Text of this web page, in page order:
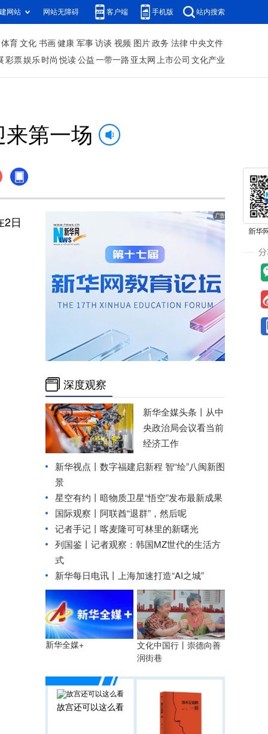
网站 网站无障碍 客户端 手机版 站内搜索
体育 文化 书画 健康 军事 访谈 视频 图片 政务 法律 中央文件
彩票娱乐 时尚 悦读 公益 一带一路 亚太网 上市公司 文化产业
来第一场
2日
深度观察
新华全媒头条丨
从中
央政治局会议看当前
经济工作
新华视点丨 数字福建启新程 智“绘”八闽新图
景
星空有约丨暗物质卫星“悟空”发布最新成果
国际观察丨 阿联酋“退群”，然后呢
记者手记丨喀麦隆可可林里的新曙光
列国鉴丨记者观察：韩国MZ世代的生活方
式
新华每日电讯丨
上海加速打造“AI之城”
新华全媒+ 文化中国行丨 崇德向善
润街巷
故宫还可以这么看